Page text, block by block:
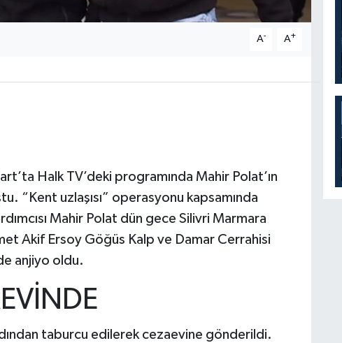
A- A+
Halk TV’deki programında Mahir Polat’ın
“Kent uzlaşısı” operasyonu kapsamında
Mahir Polat dün gece Silivri Marmara
Akif Ersoy Göğüs Kalp ve Damar Cerrahisi
anjiyo oldu.
taburcu edilerek cezaevine gönderildi.